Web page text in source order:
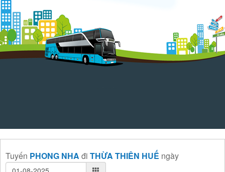
Tuyến PHONG NHA đi THỪA THIÊN HUẾ ngày